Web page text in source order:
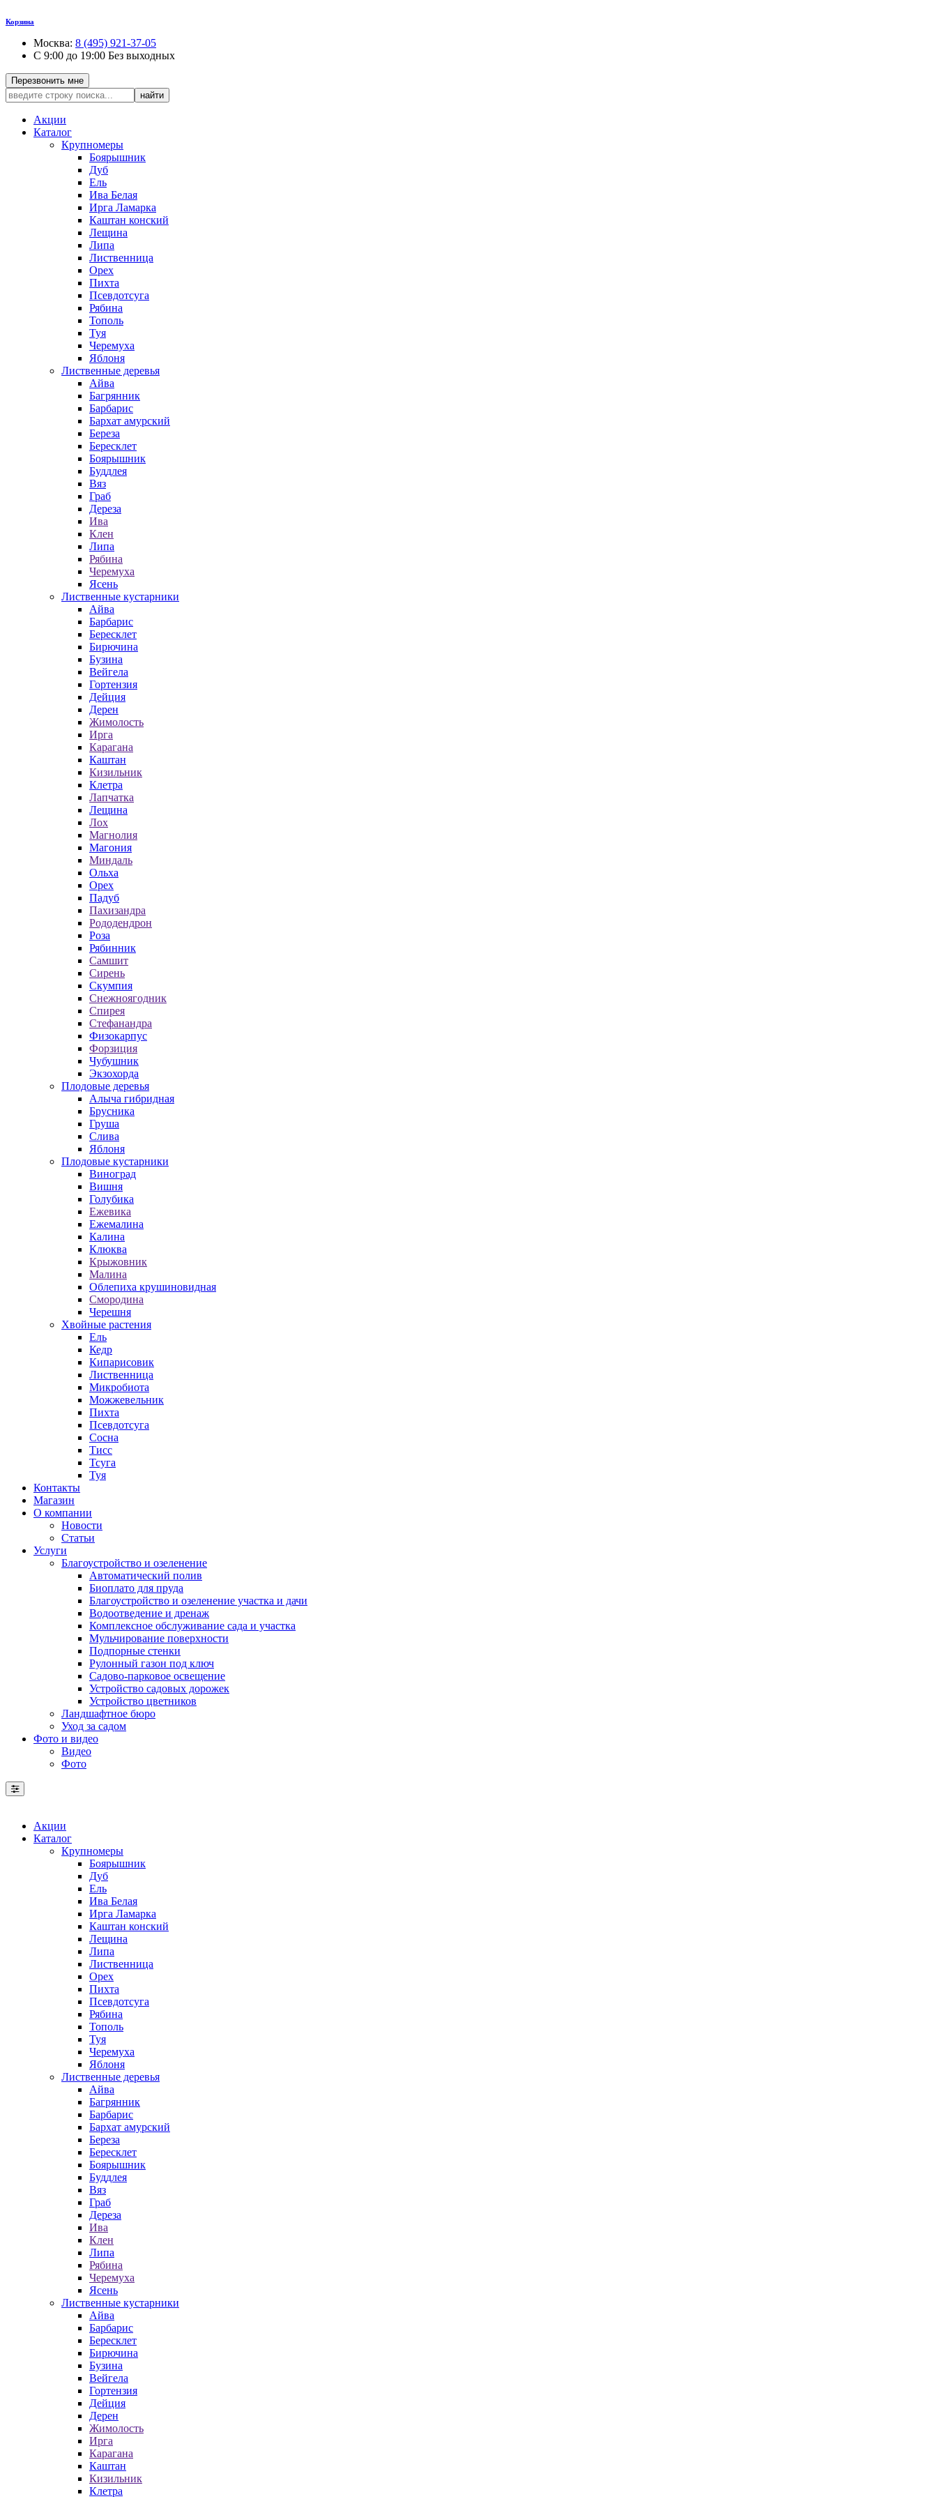
Корзина
Москва: 8 (495) 921-37-05
С 9:00 до 19:00 Без выходных
Перезвонить мне
найти
Акции
Каталог
Крупномеры
Боярышник
Дуб
Ель
Ива Белая
Ирга Ламарка
Каштан конский
Лещина
Липа
Лиственница
Орех
Пихта
Псевдотсуга
Рябина
Тополь
Туя
Черемуха
Яблоня
Лиственные деревья
Айва
Багрянник
Барбарис
Бархат амурский
Береза
Бересклет
Боярышник
Буддлея
Вяз
Граб
Дереза
Ива
Клен
Липа
Рябина
Черемуха
Ясень
Лиственные кустарники
Айва
Барбарис
Бересклет
Бирючина
Бузина
Вейгела
Гортензия
Дейция
Дерен
Жимолость
Ирга
Карагана
Каштан
Кизильник
Клетра
Лапчатка
Лещина
Лох
Магнолия
Магония
Миндаль
Ольха
Орех
Падуб
Пахизандра
Рододендрон
Роза
Рябинник
Самшит
Сирень
Скумпия
Снежноягодник
Спирея
Стефанандра
Физокарпус
Форзиция
Чубушник
Экзохорда
Плодовые деревья
Алыча гибридная
Брусника
Груша
Слива
Яблоня
Плодовые кустарники
Виноград
Вишня
Голубика
Ежевика
Ежемалина
Калина
Клюква
Крыжовник
Малина
Облепиха крушиновидная
Смородина
Черешня
Хвойные растения
Ель
Кедр
Кипарисовик
Лиственница
Микробиота
Можжевельник
Пихта
Псевдотсуга
Сосна
Тисс
Тсуга
Туя
Контакты
Магазин
О компании
Новости
Статьи
Услуги
Благоустройство и озеленение
Автоматический полив
Биоплато для пруда
Благоустройство и озеленение участка и дачи
Водоотведение и дренаж
Комплексное обслуживание сада и участка
Мульчирование поверхности
Подпорные стенки
Рулонный газон под ключ
Садово-парковое освещение
Устройство садовых дорожек
Устройство цветников
Ландшафтное бюро
Уход за садом
Фото и видео
Видео
Фото
Акции
Каталог
Крупномеры
Боярышник
Дуб
Ель
Ива Белая
Ирга Ламарка
Каштан конский
Лещина
Липа
Лиственница
Орех
Пихта
Псевдотсуга
Рябина
Тополь
Туя
Черемуха
Яблоня
Лиственные деревья
Айва
Багрянник
Барбарис
Бархат амурский
Береза
Бересклет
Боярышник
Буддлея
Вяз
Граб
Дереза
Ива
Клен
Липа
Рябина
Черемуха
Ясень
Лиственные кустарники
Айва
Барбарис
Бересклет
Бирючина
Бузина
Вейгела
Гортензия
Дейция
Дерен
Жимолость
Ирга
Карагана
Каштан
Кизильник
Клетра